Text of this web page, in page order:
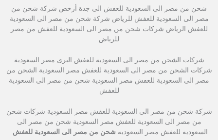
شحن من مصر الى السعودية للعفش الى جدة أرخص شركة شحن من
مصر الى السعودية للعفش للرياض شركة شحن من مصر الى السعودية
للعفش الرياض شركات شحن من مصر الى السعودية للعفش من مصر
للرياض
شركات الشحن من مصر الى السعودية للعفش البرى مصر السعودية
شركات الشحن من مصر الى السعودية للعفش مصر السعودية الشحن من
مصر الى السعودية للعفش مصر السعودية شحن من مصر الى السعودية
للعفش
شركة شحن من مصر الى السعودية للعفش مصر السعودية شركات شحن
من مصر الى السعودية للعفش مصر السعودية شحن من مصر الى
السعودية للعفش مصر السعودية شحن من مصر الى السعودية للعفش